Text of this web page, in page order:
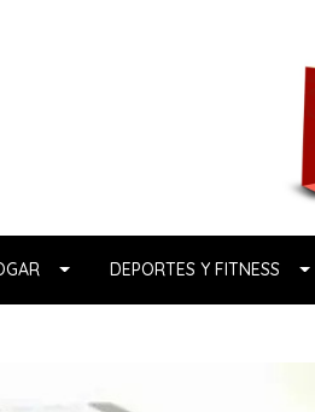
DEPORTES Y FITNESS